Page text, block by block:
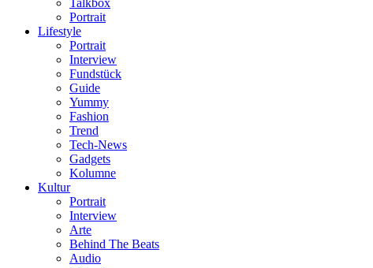
Talkbox
Portrait
Lifestyle
Portrait
Interview
Fundstück
Guide
Yummy
Fashion
Trend
Tech-News
Gadgets
Kolumne
Kultur
Portrait
Interview
Arte
Behind The Beats
Audio